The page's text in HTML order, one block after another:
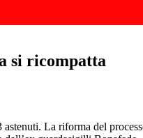
si ricompatta
La riforma del